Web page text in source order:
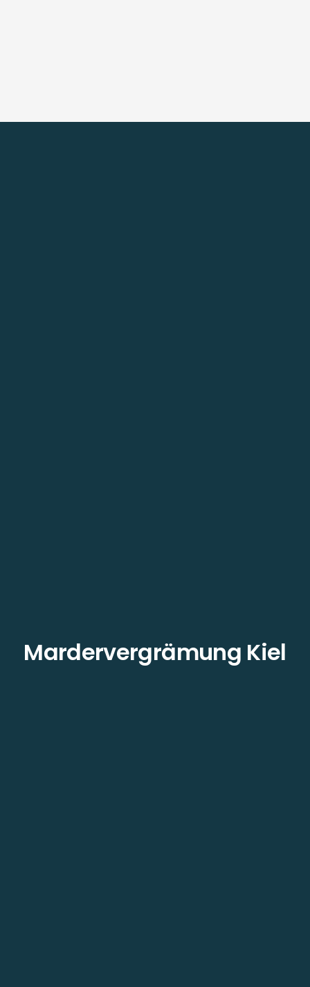
Mardervergrämung Kiel